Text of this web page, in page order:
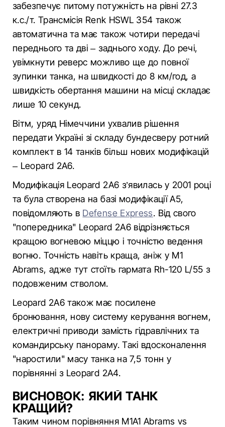
забезпечує питому потужність на рівні 27.3
к.с./т. Трансмісія Renk HSWL 354 також
автоматична та має також чотири передачі
переднього та дві – заднього ходу. До речі,
увімкнути реверс можливо ще до повної
зупинки танка, на швидкості до 8 км/год, а
швидкість обертання машини на місці складає
лише 10 секунд.
Вітм, уряд Німеччини ухвалив рішення
передати Україні зі складу бундесверу ротний
комплект в 14 танків більш нових модифікацій
– Leopard 2A6.
Модифікація Leopard 2A6 з’явилась у 2001 році
та була створена на базі модифікації А5,
повідомляють в Defense Express. Від свого
"попередника" Leopard 2A6 відрізняється
кращою вогневою міццю і точністю ведення
вогню. Точність навіть краща, аніж у M1
Abrams, адже тут стоїть гармата Rh-120 L/55 з
подовженим стволом.
Leopard 2A6 також має посилене
бронювання, нову систему керування вогнем,
електричні приводи замість гідравлічних та
командирську панораму. Такі вдосконалення
"наростили" масу танка на 7,5 тонн у
порівнянні з Leopard 2A4.
ВИСНОВОК: ЯКИЙ ТАНК
КРАЩИЙ?
Таким чином порівняння M1A1 Abrams vs